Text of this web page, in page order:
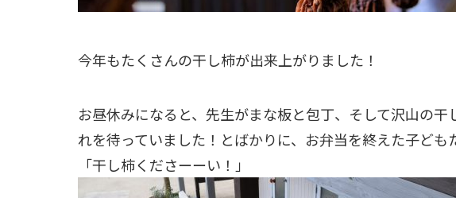
今年もたくさんの干し柿が出来上がりました！
お昼休みになると、先生がまな板と包丁、そして沢山の
れを待っていました！とばかりに、お弁当を終えた子ども
「干し柿くださーーい！」